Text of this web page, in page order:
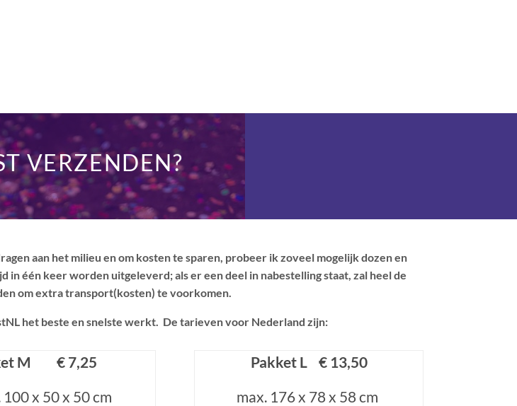
VERZENDEN?
aan het milieu en om kosten te sparen, probeer ik zoveel mogelijk dozen en
één keer worden uitgeleverd; als er een deel in nabestelling staat, zal heel de
om extra transport(kosten) te voorkomen.
het beste en snelste werkt. De tarieven voor Nederland zijn:
M € 7,25
100 x 50 x 50 cm
Pakket L € 13,50
max. 176 x 78 x 58 cm